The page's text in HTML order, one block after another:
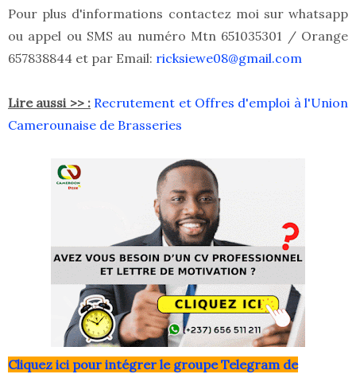
Pour plus d'informations contactez moi sur whatsapp
ou appel ou SMS au numéro Mtn 651035301 / Orange
657838844 et par Email: ricksiewe08@gmail.com
Lire aussi >> : Recrutement et Offres d'emploi à l'Union
Camerounaise de Brasseries
Cliquez ici pour intégrer le groupe Telegram de